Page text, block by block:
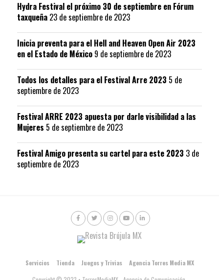
Hydra Festival el próximo 30 de septiembre en Fórum
taxqueña 23 de septiembre de 2023
Inicia preventa para el Hell and Heaven Open Air 2023
en el Estado de México 9 de septiembre de 2023
Todos los detalles para el Festival Arre 2023 5 de
septiembre de 2023
Festival ARRE 2023 apuesta por darle visibilidad a las
Mujeres 5 de septiembre de 2023
Festival Amigo presenta su cartel para este 2023 3 de
septiembre de 2023
Servicios Tienda Juegos y Trivias
Agencia Torres Media MX